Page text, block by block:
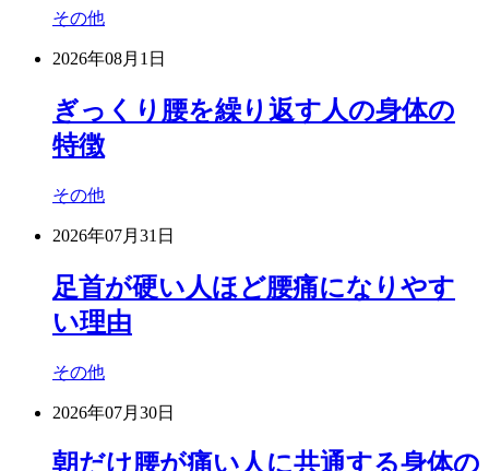
その他
2026年08月1日
ぎっくり腰を繰り返す人の身体の
特徴
その他
2026年07月31日
足首が硬い人ほど腰痛になりやす
い理由
その他
2026年07月30日
朝だけ腰が痛い人に共通する身体の